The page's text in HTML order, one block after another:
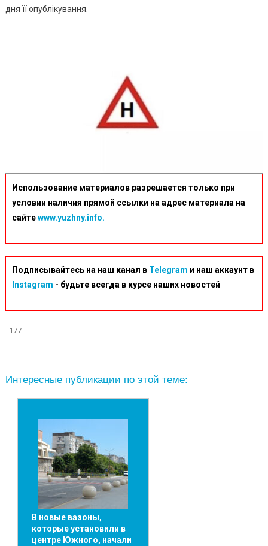
дня її опублікування.
Использование материалов разрешается только при
условии наличия прямой ссылки на адрес материала на
сайтеwww.yuzhny.info.
Подписывайтесь на наш канал в Telegram и наш аккаунт в
Instagram - будьте всегда в курсе наших новостей
177
Интересные публикации по этой теме:
В новые вазоны,
которые установили в
центре Южного, начали